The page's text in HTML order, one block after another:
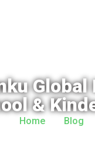
Global
&
Home Blog